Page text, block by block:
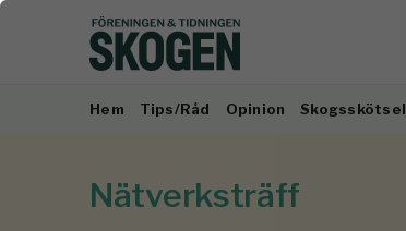
Hem Tips/Råd Opinion Skogsskötsel
Nätverksträff